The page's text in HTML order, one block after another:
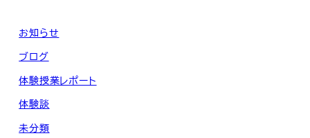
お知らせ
ブログ
体験授業レポート
体験談
未分類